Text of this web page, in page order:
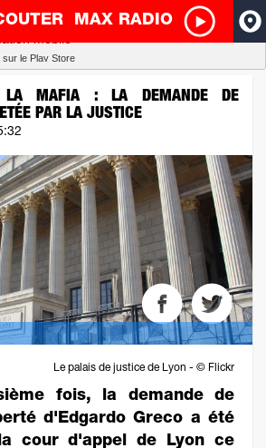
MAX RADIO
LA MAFIA : LA DEMANDE DE
PAR LA JUSTICE
Le palais de justice de Lyon - © Flickr
fois, la demande de
d'Edgardo Greco a été
cour d'appel de Lyon ce
SCOOP
sur le Play Store
Télécharger